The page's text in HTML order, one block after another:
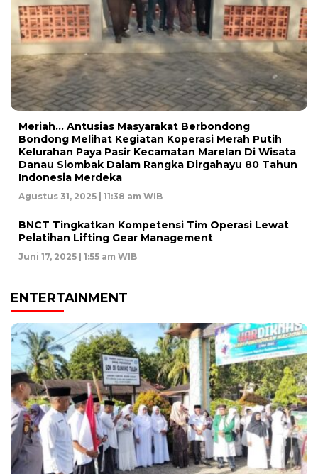
Meriah… Antusias Masyarakat Berbondong
Bondong Melihat Kegiatan Koperasi Merah Putih
Kelurahan Paya Pasir Kecamatan Marelan Di Wisata
Danau Siombak Dalam Rangka Dirgahayu 80 Tahun
Indonesia Merdeka
Agustus 31, 2025 | 11:38 am WIB
BNCT Tingkatkan Kompetensi Tim Operasi Lewat
Pelatihan Lifting Gear Management
Juni 17, 2025 | 1:55 am WIB
ENTERTAINMENT